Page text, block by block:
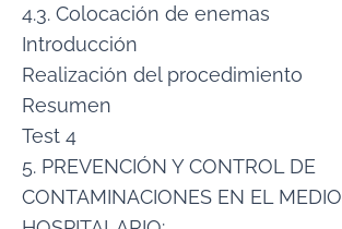
4.3. Colocación de enemas
Introducción
Realización del procedimiento
Resumen
Test 4
5. PREVENCIÓN Y CONTROL DE
CONTAMINACIONES EN EL MEDIO